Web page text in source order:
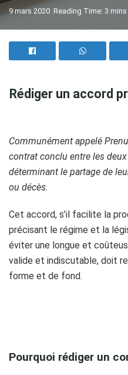
9 mars 2020 Reading Time: 3 mins
Rédiger un accord
Communément appelé
contrat conclu entre les
déterminant le partage de
ou décès.
Cet accord, s’il facilite la
précisant le régime et la
éviter une longue et
valide et indiscutable, doit
forme et de fond.
Pourquoi rédiger un